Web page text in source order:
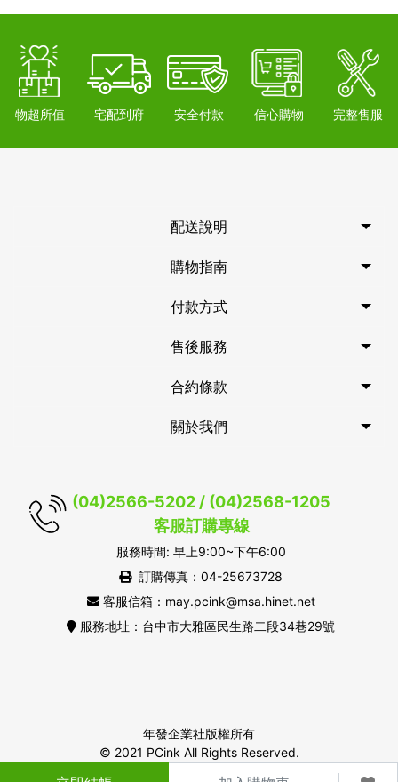
物超所值 宅配到府 安全付款 信心購物 完整售服
配送說明
購物指南
付款方式
售後服務
合約條款
關於我們
(04)2566-5202 / (04)2568-1205
客服訂購專線
服務時間: 早上9:00~下午6:00
訂購傳真：04-25673728
客服信箱：may.pcink@msa.hinet.net
服務地址：台中市大雅區民生路二段34巷29號
年發企業社版權所有
© 2021 PCink All Rights Reserved.